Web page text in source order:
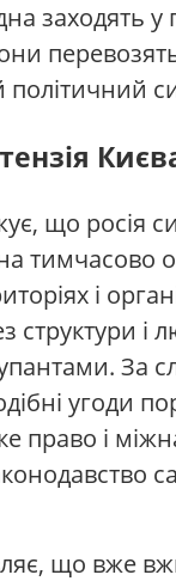
заходять у
що росія
тимчасово
і
структури і
За
угоди
право і
що вже